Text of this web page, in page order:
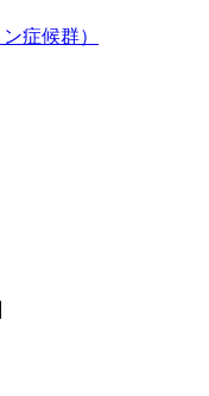
症候群）